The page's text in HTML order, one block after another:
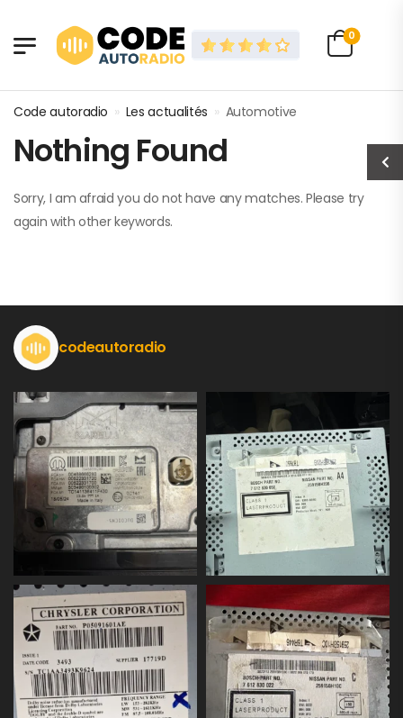
0
Code autoradio » Les actualités » Automotive
Nothing Found
Sorry, I am afraid you do not have any matches. Please try
again with other keywords.
codeautoradio